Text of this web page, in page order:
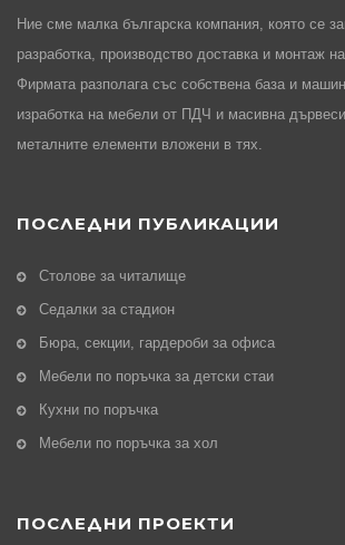
Ние сме малка българска компания, която се
разработка, производство доставка и монтаж
Фирмата разполага със собствена база и
изработка на мебели от ПДЧ и масивна
металните елементи вложени в тях.
ПОСЛЕДНИ ПУБЛИКАЦИИ
Столове за читалище
Седалки за стадион
Бюра, секции, гардероби за офиса
Мебели по поръчка за детски стаи
Кухни по поръчка
Мебели по поръчка за хол
ПОСЛЕДНИ ПРОЕКТИ